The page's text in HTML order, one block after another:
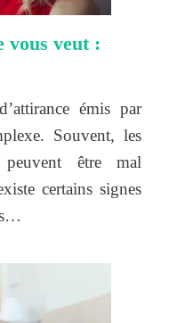
vous veut :
émis par
Souvent, les
être mal
certains signes